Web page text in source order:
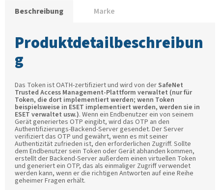
Beschreibung Marke
Produktdetailbeschreibun
g
Das Token ist OATH-zertifiziert und wird von derSafeNet
Trusted Access Management-Plattform verwaltet (nur für
Token, die dort implementiert werden; wenn Token
beispielsweise in ESET implementiert werden, werden sie in
ESET verwaltet usw.). Wenn ein Endbenutzer ein von seinem
Gerät generiertes OTP eingibt, wird das OTP an den
Authentifizierungs-Backend-Server gesendet. Der Server
verifiziert das OTP und gewährt, wenn es mit seiner
Authentizität zufrieden ist, den erforderlichen Zugriff. Sollte
dem Endbenutzer sein Token oder Gerät abhanden kommen,
erstellt der Backend-Server außerdem einen virtuellen Token
und generiert ein OTP, das als einmaliger Zugriff verwendet
werden kann, wenn er die richtigen Antworten auf eine Reihe
geheimer Fragen erhält.